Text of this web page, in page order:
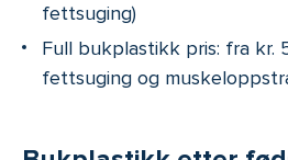
fettsuging)
Full bukplastikk pris: fra kr.
fettsuging og